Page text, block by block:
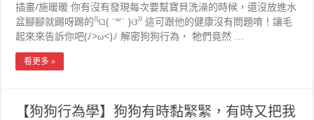
插畫/施暖暖 你有沒有發現每次要幫寶貝洗澡的時候，還沒放進水
盆腳腳就踢呀踢的⁽⁽ଘ( ˙꒳˙ )ଓ⁾⁾ 這可跟他的健康沒有問題唷！讓毛
起來來告訴你吧(ﾉ>ω<)ﾉ 解密狗狗行為， 牠們竟然 …
看更多 »
【狗狗行為學】狗狗有時黏緊緊，有時又把我